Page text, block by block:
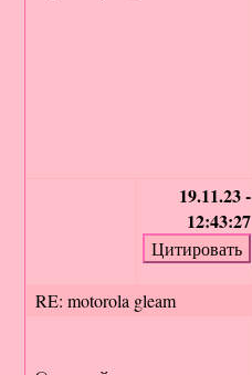
19.11.23 -
12:43:27
RE: motorola gleam